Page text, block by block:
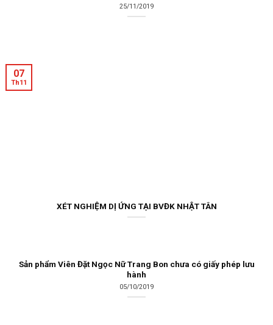
25/11/2019
XÉT NGHIỆM DỊ ỨNG TẠI BVĐK NHẬT TÂN
07
Th11
Sản phẩm Viên Đặt Ngọc Nữ Trang Bon chưa có giấy phép lưu
hành
05/10/2019